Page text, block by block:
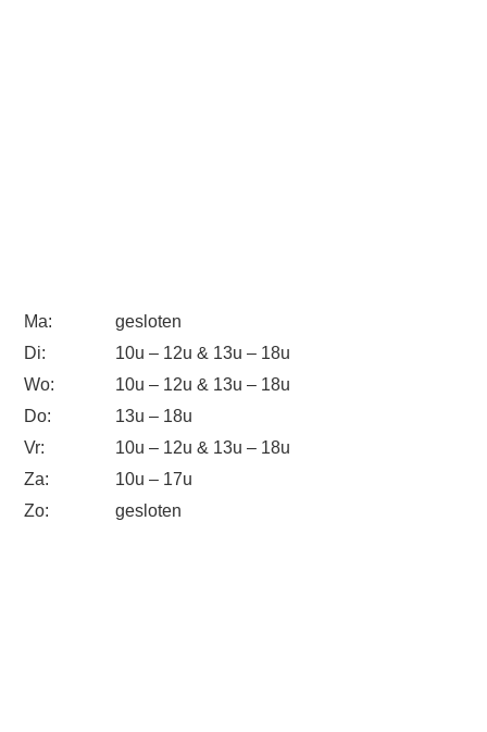
Ma:
gesloten
Di:
10u – 12u & 13u – 18u
Wo:
10u – 12u & 13u – 18u
Do:
13u – 18u
Vr:
10u – 12u & 13u – 18u
Za:
10u – 17u
Zo:
gesloten